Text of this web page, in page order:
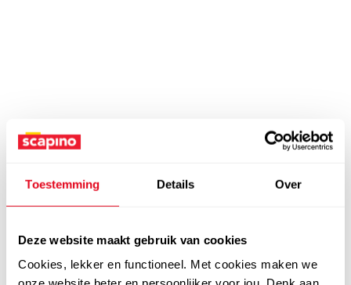
Toestemming Details Over
Deze website maakt gebruik van cookies
Cookies, lekker en functioneel. Met cookies maken we